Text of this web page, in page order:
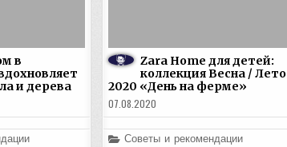
в
и дерева
Zara Home для детей:
коллекция Весна / Лето
2020 «День на ферме»
07.08.2020
Posted
Советы и рекомендации